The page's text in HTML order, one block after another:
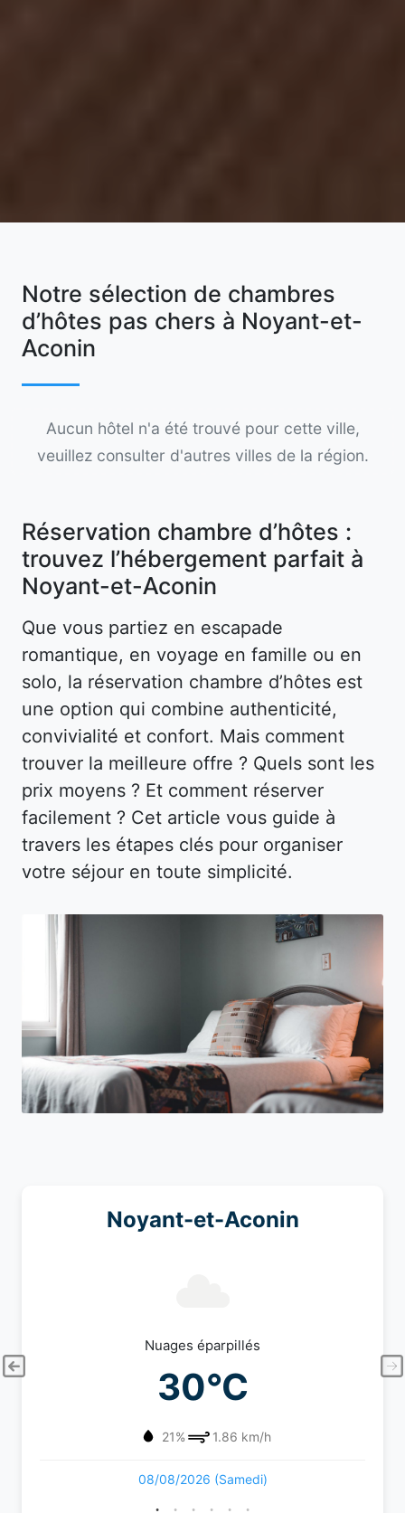
Notre sélection de chambres
d’hôtes pas chers à Noyant-et-
Aconin
Aucun hôtel n'a été trouvé pour cette ville,
veuillez consulter d'autres villes de la région.
Réservation chambre d’hôtes :
trouvez l’hébergement parfait à
Noyant-et-Aconin
Que vous partiez en escapade
romantique, en voyage en famille ou en
solo, la réservation chambre d’hôtes est
une option qui combine authenticité,
convivialité et confort. Mais comment
trouver la meilleure offre ? Quels sont les
prix moyens ? Et comment réserver
facilement ? Cet article vous guide à
travers les étapes clés pour organiser
votre séjour en toute simplicité.
Noyant-et-Aconin
Nuages éparpillés
30°C
21% 1.86 km/h
08/08/2026 (Samedi)